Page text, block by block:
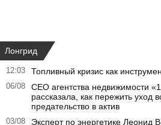
Лонгрид
12:03 Топливный кризис как
06/08
CEO агентства недвижимости
рассказала, как пережить уход
предательство в актив
03/08
Эксперт по энергетике Леонид